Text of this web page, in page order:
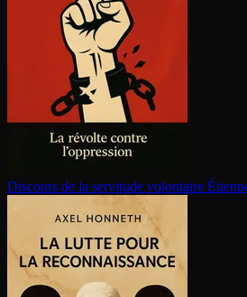
Discours de la servitude volontaire